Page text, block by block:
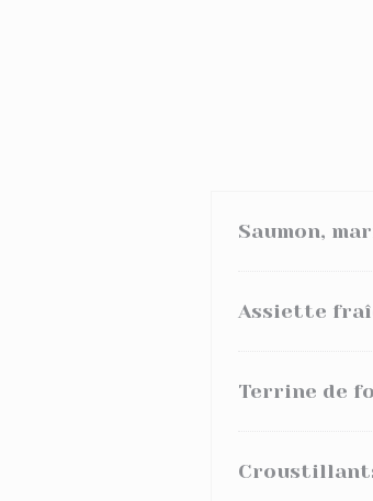
Saumon,
Assiette
Terrine de